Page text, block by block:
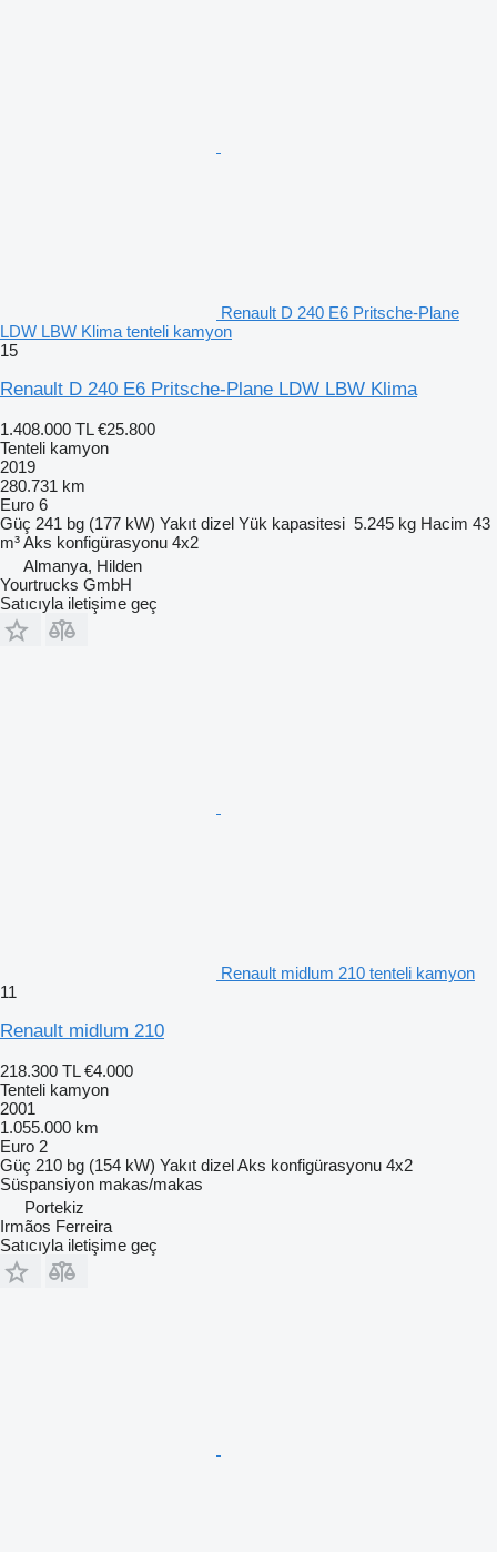
Renault D 240 E6 Pritsche-Plane
LDW LBW Klima tenteli kamyon
15
Renault D 240 E6 Pritsche-Plane LDW LBW Klima
1.408.000 TL €25.800
Tenteli kamyon
2019
280.731 km
Euro 6
Güç 241 bg (177 kW) Yakıt dizel Yük kapasitesi 5.245 kg Hacim 43
m³Aks konfigürasyonu 4x2
Almanya, Hilden
Yourtrucks GmbH
Satıcıyla iletişime geç
Renault midlum 210 tenteli kamyon
11
Renault midlum 210
218.300 TL €4.000
Tenteli kamyon
2001
1.055.000 km
Euro 2
Güç 210 bg (154 kW) Yakıt dizelAks konfigürasyonu 4x2
Süspansiyon makas/makas
Portekiz
Irmãos Ferreira
Satıcıyla iletişime geç